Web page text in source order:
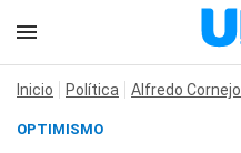
Inicio Política Alfredo Cornejo
OPTIMISMO